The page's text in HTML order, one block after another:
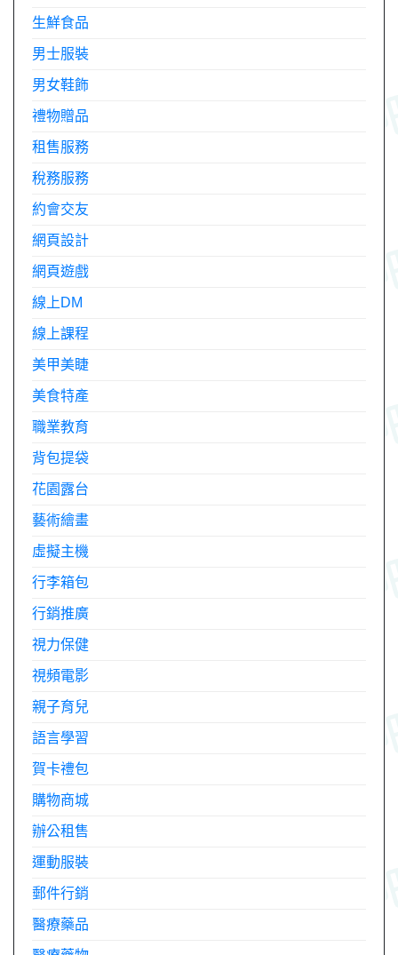
生鮮食品
男士服裝
男女鞋飾
禮物贈品
租售服務
稅務服務
約會交友
網頁設計
網頁遊戲
線上DM
線上課程
美甲美睫
美食特產
職業教育
背包提袋
花園露台
藝術繪畫
虛擬主機
行李箱包
行銷推廣
視力保健
視頻電影
親子育兒
語言學習
賀卡禮包
購物商城
辦公租售
運動服裝
郵件行銷
醫療藥品